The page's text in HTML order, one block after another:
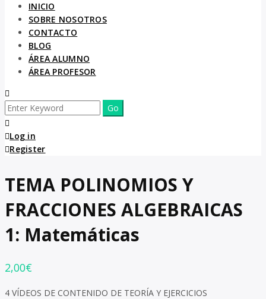
INICIO
SOBRE NOSOTROS
CONTACTO
BLOG
ÁREA ALUMNO
ÁREA PROFESOR
Log in
Register
TEMA POLINOMIOS Y
FRACCIONES ALGEBRAICAS
1: Matemáticas
2,00€
4 VÍDEOS DE CONTENIDO DE TEORÍA Y EJERCICIOS